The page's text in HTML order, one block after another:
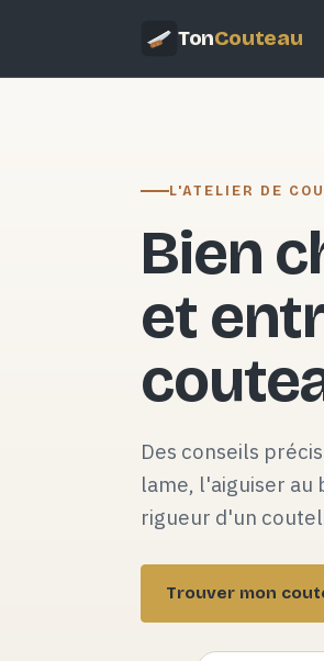
TonCouteau
L'ATELIER DE
Bien
et
Des conseils
lame, l'aiguiser
rigueur d'un
Trouver mon